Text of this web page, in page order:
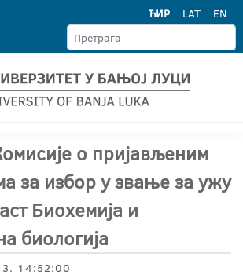
ЋИР LAT EN
о пријављеним
за избор у звање за ужу
Биохемија и
биологија
14:52:00